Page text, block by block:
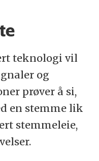
teknologi vil
og
prøver å si,
en stemme lik
stemmeleie,